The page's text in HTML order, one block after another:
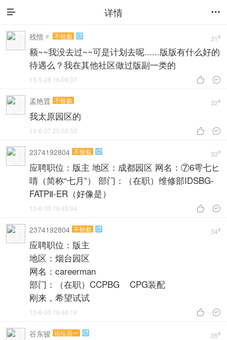
 详情 
31 #
残惜〃 不铨叙 
额~~我没去过~~可是计划去呢......版版有什么好的
待遇么？我在其他社区做过版副一类的
 
13-5-28 16:09:37
32#
孟艳晋 不铨叙
我太原园区的
 
13-6-27 20:03:53
33#
2374192804 不铨叙 
应聘职位：版主 地区：成都园区 网名：⑦6雩七ヒ
啨（简称“七月”） 部门：（在职）维修部IDSBG-
FATPⅡ-ER（好像是）
 
13-6-30 19:45:04
34#
2374192804 不铨叙 
应聘职位：版主
地区：烟台园区
网名：careerman
部门：（在职）CCPBG CPG装配
刚来，希望试试
 
13-6-30 19:46:14
35#
谷东骏 论坛员一 